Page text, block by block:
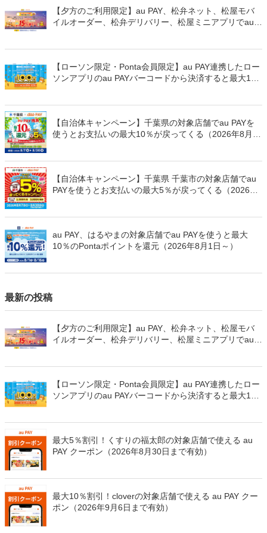
【夕方のご利用限定】au PAY、松弁ネット、松屋モバ
イルオーダー、松弁デリバリー、松屋ミニアプリでau
【ローソン限定・Ponta会員限定】au PAY連携したロー
ソンアプリのau PAYバーコードから決済すると最大100
【自治体キャンペーン】千葉県の対象店舗でau PAYを
使うとお支払いの最大10％が戻ってくる（2026年8月7
【自治体キャンペーン】千葉県 千葉市の対象店舗でau
PAYを使うとお支払いの最大5％が戻ってくる（2026年
au PAY、はるやまの対象店舗でau PAYを使うと最大
10％のPontaポイントを還元（2026年8月1日～）
最新の投稿
【夕方のご利用限定】au PAY、松弁ネット、松屋モバ
イルオーダー、松弁デリバリー、松屋ミニアプリでau
【ローソン限定・Ponta会員限定】au PAY連携したロー
ソンアプリのau PAYバーコードから決済すると最大100
最大5％割引！くすりの福太郎の対象店舗で使える au
PAY クーポン（2026年8月30日まで有効）
最大10％割引！cloverの対象店舗で使える au PAY クー
ポン（2026年9月6日まで有効）